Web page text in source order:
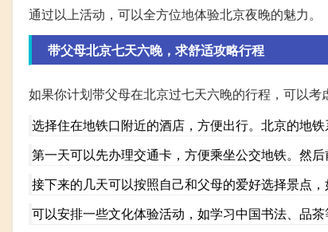
通过以上活动，可以全方位地体验北京夜晚的魅力。
带父母北京七天六晚，求舒适攻略行程
如果你计划带父母在北京过七天六晚的行程，可以考
选择住在地铁口附近的酒店，方便出行。北京的地
第一天可以先办理交通卡，方便乘坐公交地铁。然
接下来的几天可以按照自己和父母的爱好选择景点
可以安排一些文化体验活动，如学习中国书法、品茶